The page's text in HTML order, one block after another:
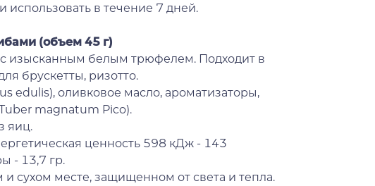
использовать в течение 7 дней.
(объем 45 г)
изысканным белым трюфелем. Подходит в
брускетты, ризотто.
edulis), оливковое масло, ароматизаторы,
magnatum Pico).
яиц.
ценность 598 кДж - 143
- 13,7 гр.
и сухом месте, защищенном от света и тепла.